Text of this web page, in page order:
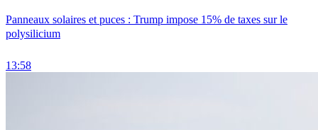
Panneaux solaires et puces : Trump impose 15% de taxes sur le
polysilicium
13:58